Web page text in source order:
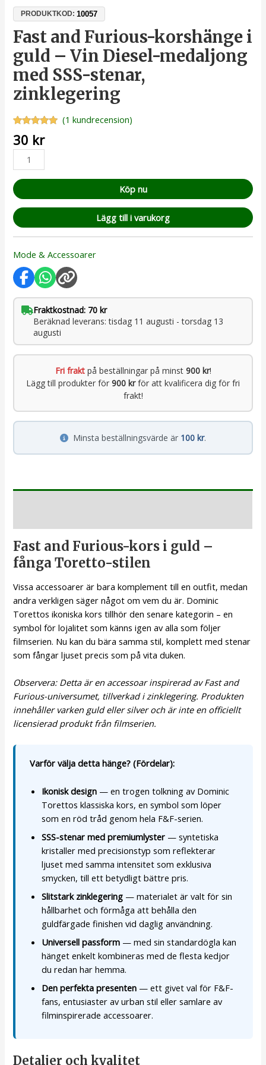
PRODUKTKOD:10057
Fast and Furious-korshänge i
guld – Vin Diesel-medaljong
med SSS-stenar,
zinklegering
5.00
av 5
baserat på
kundrecension
(1 kundrecension)
30 kr
Köp nu
Lägg till i varukorg
Mode & Accessoarer
Fraktkostnad: 70 kr
Beräknad leverans: tisdag 11 augusti - torsdag 13
augusti
Fri fraktpå beställningar på minst 900 kr!
Lägg till produkter för 900 krför att kvalificera dig för fri
frakt!
Minsta beställningsvärde är 100 kr.
Fast and Furious-kors i guld –
fånga Toretto-stilen
Vissa accessoarer är bara komplement till en outfit, medan
andra verkligen säger något om vem du är. Dominic
Torettos ikoniska kors tillhör den senare kategorin – en
symbol för lojalitet som känns igen av alla som följer
filmserien. Nu kan du bära samma stil, komplett med stenar
som fångar ljuset precis som på vita duken.
Observera: Detta är en accessoar inspirerad av Fast and
Furious-universumet, tillverkad i zinklegering. Produkten
innehåller varken guld eller silver och är inte en officiellt
licensierad produkt från filmserien.
Varför välja detta hänge? (Fördelar):
Ikonisk design — en trogen tolkning av Dominic
Torettos klassiska kors, en symbol som löper
som en röd tråd genom hela F&F-serien.
SSS-stenar med premiumlyster — syntetiska
kristaller med precisionstyp som reflekterar
ljuset med samma intensitet som exklusiva
smycken, till ett betydligt bättre pris.
Slitstark zinklegering — materialet är valt för sin
hållbarhet och förmåga att behålla den
guldfärgade finishen vid daglig användning.
Universell passform — med sin standardögla kan
hänget enkelt kombineras med de flesta kedjor
du redan har hemma.
Den perfekta presenten — ett givet val för F&F-
fans, entusiaster av urban stil eller samlare av
filminspirerade accessoarer.
Detaljer och kvalitet